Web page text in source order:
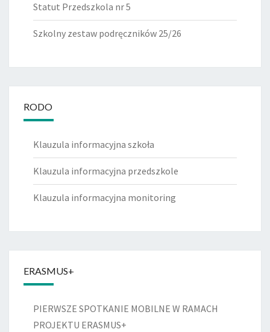
Statut Przedszkola nr 5
Szkolny zestaw podręczników 25/26
RODO
Klauzula informacyjna szkoła
Klauzula informacyjna przedszkole
Klauzula informacyjna monitoring
ERASMUS+
PIERWSZE SPOTKANIE MOBILNE W RAMACH
PROJEKTU ERASMUS+